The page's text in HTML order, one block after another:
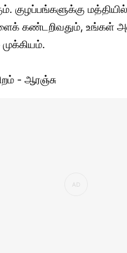
குழப்பங்களுக்கு
கண்டறிவதும், உங்கள்
- ஆரஞ்சு